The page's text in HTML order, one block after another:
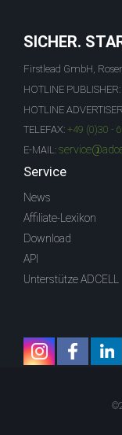
SICHER.
Firstlead GmbH,
HOTLINE PUBLISHER:
HOTLINE
TELEFAX: +49 (0)30 -
E-MAIL:
Service
News
Affiliate-Lexikon
Download
API
Unterstütze ADCELL